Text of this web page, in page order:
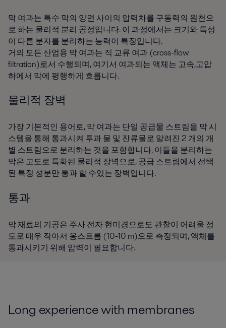
막 여과는 특수 막의 양면 사이의 압력차를 구동력의 원천으
로 하는 물리적 분리 공정입니다. 이 과정에서는 크기와 특성
이 다른 분자를 분리하는 능력이 특징입니다.
거의 모든 산업용 막 여과는 직 교류 여과 (cross-flow
filtration)로서 수행되며, 여기서 여과되는 액체는 고속,고압
하에서 막에 평행하게 흐릅니다.
물리적 장벽
가장 기본적인 용어로, 막 여과는 단일 공급물 스트림을 막 시
스템을 통해 통과시켜 투과 물 및 잔류물로 알려진 2 개의 개
별 스트림으로 분리하는 것을 포함합니다. 이들을 분리하는
막은 고도로 특화된 물리적 장벽으로, 공급 스트림에서 선택
된 특정 성분만 통과 할 수있는 장벽입니다.
통과
막 재료의 기공은 주사 전자 현미경으로도 관찰이 어려울 정
도로 매우 작아서 옹스트롬 (10-10 m)으로 측정되며, 액체를
통과시키기 위해 압력이 필요합니다.
Long experience with membranes